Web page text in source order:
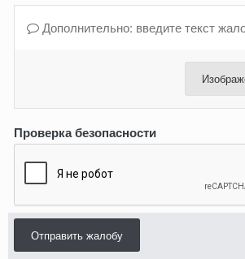
Дополнительно: введите текст
Проверка безопасности
Отправить жалобу